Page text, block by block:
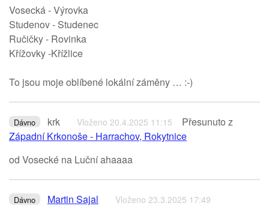
Vosecká - Výrovka
Studenov - Studenec
Ručičky - Rovinka
Křížovky -Křížlice
To jsou moje oblíbené lokální záměny … :-)
Dávno krk Vloženo 20.4.2025 11:15
Přesunuto z
Západní Krkonoše - Harrachov, Rokytnice
od Vosecké na Luční ahaaaa
Dávno Martin Sajal Vloženo 23.3.2025 17:49